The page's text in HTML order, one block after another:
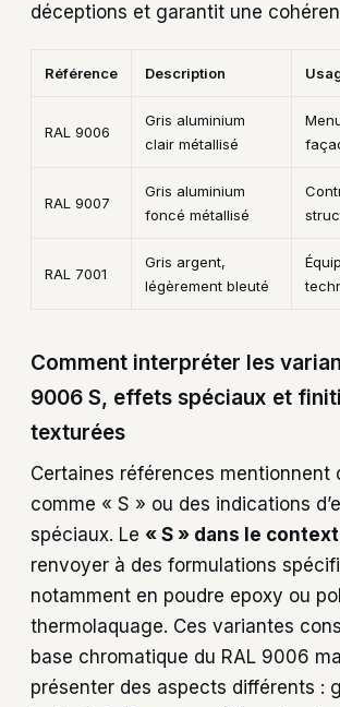
déceptions et garantit une
Référence Description
RAL 9006
Gris aluminium
clair métallisé
RAL 9007
Gris aluminium
foncé métallisé
RAL 7001
Gris argent,
légèrement bleuté
Comment interpréter les
9006 S, effets spéciaux et
texturées
Certaines références mentionnent
comme « S » ou des indications
spéciaux. Le « S » dans le
renvoyer à des formulations
notamment en poudre epoxy ou
thermolaquage. Ces variantes
base chromatique du RAL 9006
présenter des aspects différents :